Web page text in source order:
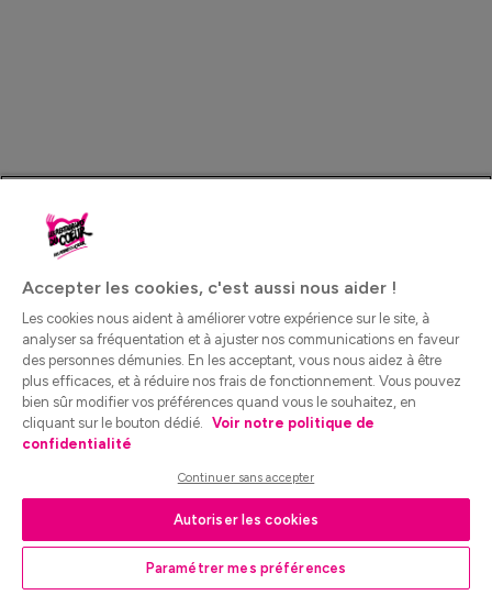
Accepter les cookies, c'est aussi nous aider !
Les cookies nous aident à améliorer votre expérience sur le site, à
analyser sa fréquentation et à ajuster nos communications en faveur
des personnes démunies. En les acceptant, vous nous aidez à être
plus efficaces, et à réduire nos frais de fonctionnement. Vous pouvez
bien sûr modifier vos préférences quand vous le souhaitez, en
cliquant sur le bouton dédié. Voir notre politique de
confidentialité
Continuer sans accepter
Autoriser les cookies
Paramétrer mes préférences